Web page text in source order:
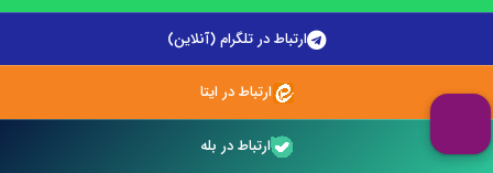
ارتباط در تلگرام (آنلاین)
ارتباط در ایتا
ارتباط در بله